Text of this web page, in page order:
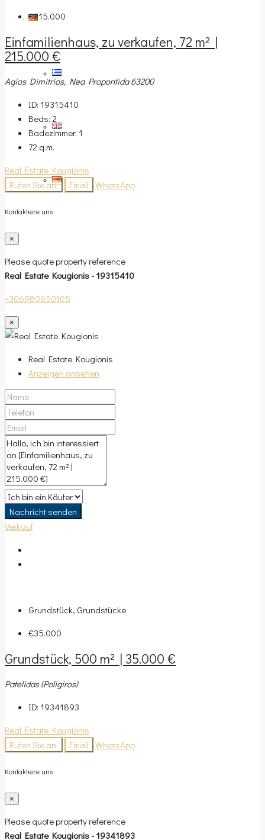
€215.000
Einfamilienhaus, zu verkaufen, 72 m² |
215.000 €
Agios Dimitrios, Nea Propontida 63200
ID: 19315410
Beds: 2
Badezimmer: 1
72 q.m.
Real Estate Kougionis
Rufen Sie an.
Email WhatsApp
Kontaktiere uns
×
Please quote property reference
Real Estate Kougionis - 19315410
+306980650105
×
Real Estate Kougionis
Anzeigen ansehen
Nachricht senden
Verkauf
Grundstück, Grundstücke
€35.000
Grundstück, 500 m² | 35.000 €
Patelidas (Poligiros)
ID: 19341893
Real Estate Kougionis
Rufen Sie an.
Email WhatsApp
Kontaktiere uns
×
Please quote property reference
Real Estate Kougionis - 19341893